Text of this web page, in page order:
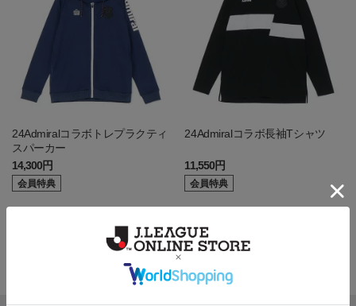
24Admiralコラボトレプラクティ
スパーカー
14,300円
会員特典
24Admiralコラボ長袖Tシャツ
11,550円
会員特典